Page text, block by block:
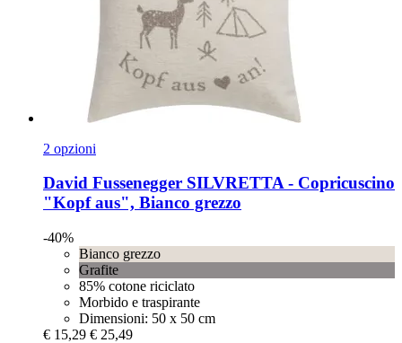
2 opzioni
David Fussenegger SILVRETTA -​ Copricuscino
"Kopf aus", Bianco grezzo
-40%
Bianco grezzo
Grafite
85% cotone riciclato
Morbido e traspirante
Dimensioni: 50 x 50 cm
€ 15,29 € 25,49